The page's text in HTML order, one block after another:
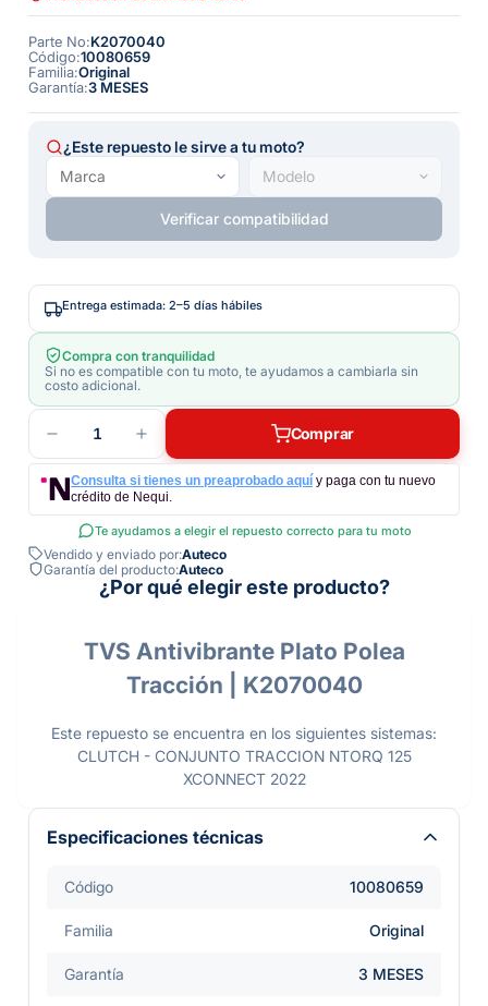
Parte No:K2070040
Código:10080659
Familia:Original
Garantía:3 MESES
¿Este repuesto le sirve a tu moto?
Verificar compatibilidad
Entrega estimada: 2–5 días hábiles
Compra con tranquilidad
Si no es compatible con tu moto, te ayudamos a cambiarla sin
costo adicional.
1 Comprar
Consulta si tienes un preaprobado aquí y paga con tu nuevo
crédito de Nequi.
Te ayudamos a elegir el repuesto correcto para tu moto
Vendido y enviado por:Auteco
Garantía del producto:Auteco
¿Por qué elegir este producto?
TVS Antivibrante Plato Polea
Tracción | K2070040
Este repuesto se encuentra en los siguientes sistemas:
CLUTCH - CONJUNTO TRACCION NTORQ 125
XCONNECT 2022
Especificaciones técnicas
Código 10080659
Familia Original
Garantía 3 MESES